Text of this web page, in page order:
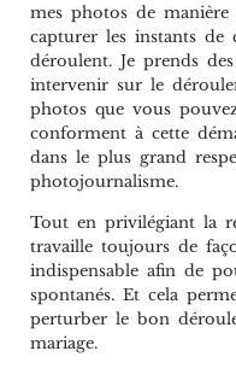
mes photos de
capturer les instants de
déroulent. Je prends
intervenir sur le
photos que vous
conforment à cette
dans le plus grand
photojournalisme.
Tout en privilégiant la
travaille toujours de
indispensable afin de
spontanés. Et cela
perturber le bon
mariage.